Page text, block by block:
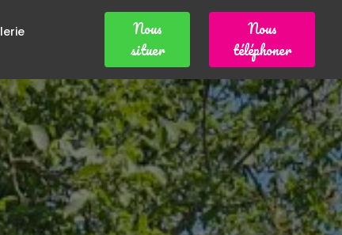
Nous
situer
Nous
téléphoner